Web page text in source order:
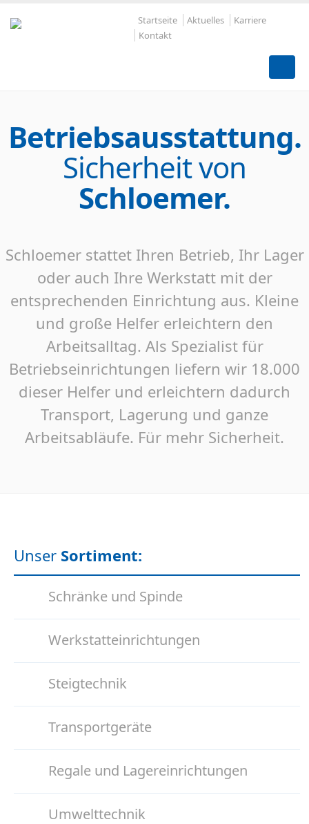
Startseite Aktuelles
Karriere
Kontakt
Betriebsausstattung.
Sicherheit von
Schloemer.
Schloemer stattet Ihren Betrieb, Ihr Lager
oder auch Ihre Werkstatt mit der
entsprechenden Einrichtung aus. Kleine
und große Helfer erleichtern den
Arbeitsalltag. Als Spezialist für
Betriebseinrichtungen liefern wir 18.000
dieser Helfer und erleichtern dadurch
Transport, Lagerung und ganze
Arbeitsabläufe. Für mehr Sicherheit.
Unser Sortiment:
Schränke und Spinde
Werkstatteinrichtungen
Steigtechnik
Transportgeräte
Regale und Lagereinrichtungen
Umwelttechnik